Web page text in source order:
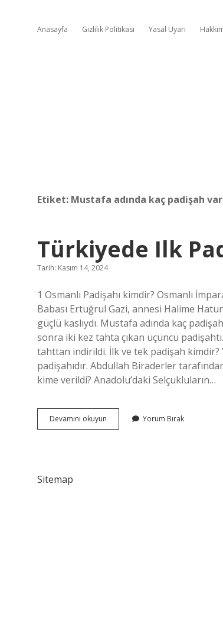
Anasayfa Gizlilik Politikası Yasal Uyarı
Etiket: Mustafa adında kaç padişah
Türkiyede Ilk
Tarih: Kasım 14, 2024
1 Osmanlı Padişahı kimdir? Osmanlı
Babası Ertuğrul Gazi, annesi Halime
güçlü kaslıydı. Mustafa adında kaç
sonra iki kez tahta çıkan üçüncü
tahttan indirildi. İlk ve tek padişah kimdir?
padişahıdır. Abdullah Biraderler
kime verildi? Anadolu’daki Selçukluların…
Devamını okuyun Türkiyede
Ilk
Yorum Bırak
Sitemap